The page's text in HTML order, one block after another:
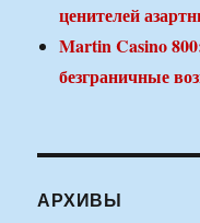
ценителей
Martin Casino
безграничные
АРХИВЫ